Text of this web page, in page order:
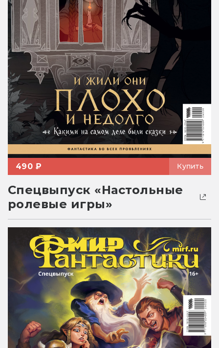
490 ₽ Купить
Спецвыпуск «Настольные
ролевые игры»